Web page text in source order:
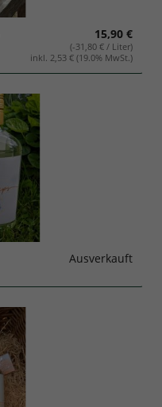
15,90 €
(-31,80 € / Liter)
inkl. 2,53 € (19.0% MwSt.)
Ausverkauft